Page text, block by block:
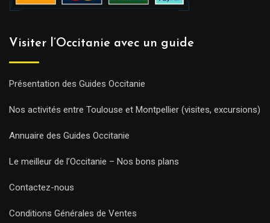
Visiter l’Occitanie avec un guide
Présentation des Guides Occitanie
Nos activités entre Toulouse et Montpellier (visites, excursions)
Annuaire des Guides Occitanie
Le meilleur de l’Occitanie – Nos bons plans
Contactez-nous
Conditions Générales de Ventes